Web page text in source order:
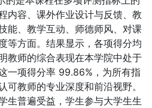
内容、课外作业设计与反馈、教
能、教学互动、师德师风、对课
等方面。结果显示，各项得分均
教师的综合表现在本学院中处于
一项得分率 99.86%，为所有指
可教师的专业深度和前沿视野。
生普遍受益，学生参与大学生生